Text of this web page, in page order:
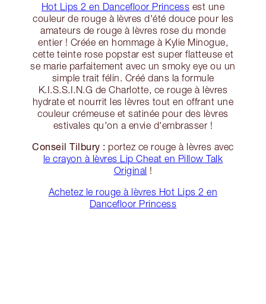
Hot Lips 2 en Dancefloor Princess est une
couleur de rouge à lèvres d'été douce pour les
amateurs de rouge à lèvres rose du monde
entier ! Créée en hommage à Kylie Minogue,
cette teinte rose popstar est super flatteuse et
se marie parfaitement avec un smoky eye ou un
simple trait félin. Créé dans la formule
K.I.S.S.I.N.G de Charlotte, ce rouge à lèvres
hydrate et nourrit les lèvres tout en offrant une
couleur crémeuse et satinée pour des lèvres
estivales qu'on a envie d'embrasser !
Conseil Tilbury : portez ce rouge à lèvres avec
le crayon à lèvres Lip Cheat en Pillow Talk
Original !
Achetez le rouge à lèvres Hot Lips 2 en
Dancefloor Princess